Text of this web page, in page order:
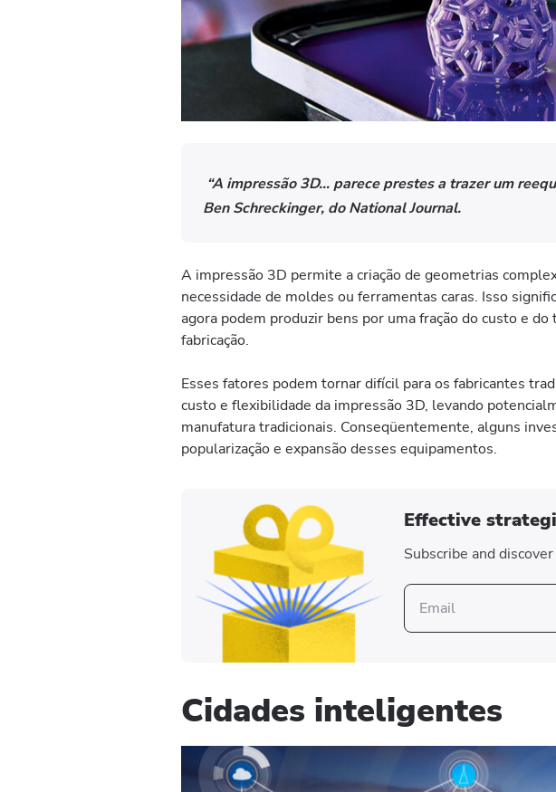
“A impressão 3D… parece prestes a trazer um
Ben Schreckinger, do National Journal.
A impressão 3D permite a criação de geometrias
necessidade de moldes ou ferramentas caras. Isso
agora podem produzir bens por uma fração do custo e
fabricação.
Esses fatores podem tornar difícil para os fabricantes
custo e flexibilidade da impressão 3D, levando
manufatura tradicionais. Conseqüentemente, alguns
popularização e expansão desses equipamentos.
Effective
Subscribe and
Cidades inteligentes